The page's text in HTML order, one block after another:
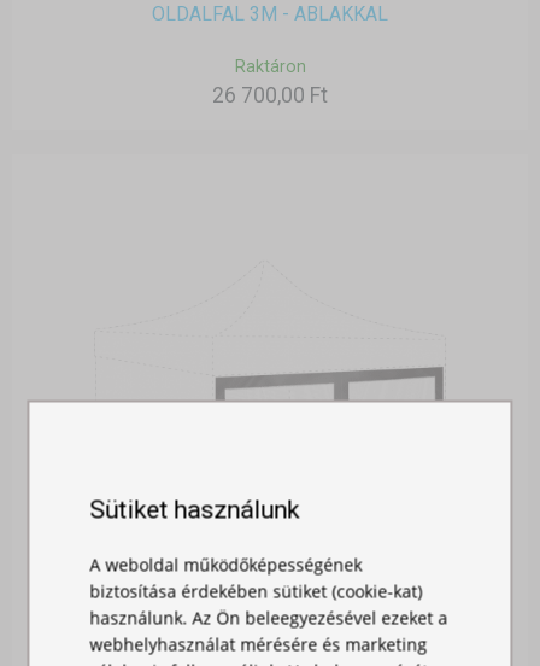
OLDALFAL 3M - ABLAKKAL
Raktáron
26 700,00 Ft
Sütiket használunk
A weboldal működőképességének
biztosítása érdekében sütiket (cookie-kat)
használunk. Az Ön beleegyezésével ezeket a
webhelyhasználat mérésére és marketing